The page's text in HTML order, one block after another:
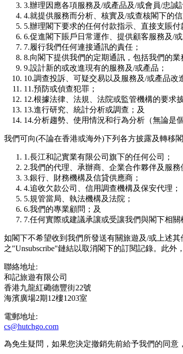
3.辦理因應各項服務及/或產品及/或會員/忠誠
4.就提供服務⽽分析、核實及/或查核閣下的
5.辦理閣下要求的任何付款指⽰、直接⽀賬付
6.促進閣下賬⼾⽇常運作、提供顧客服務及/
7.履⾏我們任何連接通訊的責任；
8.向閣下提供我們的定期通訊，包括我們的
9.設計新的或改進現有的服務及/或產品；
10.調查投訴、可疑交易以及服務及/或產品改
11.預防或偵查犯罪；
12.根據法律、法規、法院或監管機構的要求
13.進行研究、統計分析或調查；及
14.分析趨勢、使用情況和行為分析（無論是
我們可向(不論在香港或海外)下列各⽅披露及轉移
1.⻑江和記實業有限公司旗下的任何公司；
2.我們的代理、承辦商、企業合作夥伴及服務
3.銀⾏、財務機構及信貸供應商；
4.追收⽋款公司、信⽤調查機構及保安代理；
5.規管當局、執法機構及法院；
6.我們的專業顧問；及
7.任何實際或建議承讓或受讓我們與閣下相關
如閣下不希望收到我們所發送有關旅遊及/或上述
之"Unsubscribe"鏈結以取消閣下的訂閱記錄。此外
聯絡地址:
和記旅遊有限公司
香港九龍紅磡德豐街22號
海濱廣場2期12樓1203室
電郵地址:
cs@hutchgo.com
為免生疑問，如果您決定撤銷先前給予我們的同意